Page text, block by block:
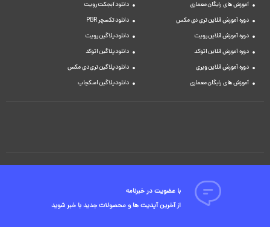
آموزش های رایگان معماری
دوره آموزش آنلاین تری دی مکس
دوره آموزش آنلاین رویت
دوره آموزش آنلاین اتوکد
دوره آموزش آنلاین ویری
آموزش های رایگان معماری
دانلود آبجکت رویت
دانلود تکسچر PBR
دانلود پلاگین رویت
دانلود پلاگین اتوکد
دانلود پلاگین تری دی مکس
دانلود پلاگین اسکچاپ
با عضویت در خبرنامه
از آخرین آپدیت ها و محصولات جدید با خبر شوید